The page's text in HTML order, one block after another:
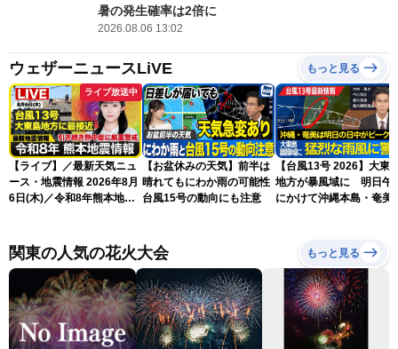
暑の発生確率は2倍に
2026.08.06 13:02
ウェザーニュースLiVE もっと見る
ライブ放送中
【ライブ】／最新天気ニュ
ース・地震情報 2026年8月
6日(木)／令和8年熊本地震
ースLiVEアフタヌーン・青
原桃香／本田竜也〉
【お盆休みの天気】前半は
晴れてもにわか雨の可能性
台風15号の動向にも注意
【台風13号 2026】大東
地方が暴風域に 明日午
にかけて沖縄本島・奄美
関東の人気の花火大会 もっと見る